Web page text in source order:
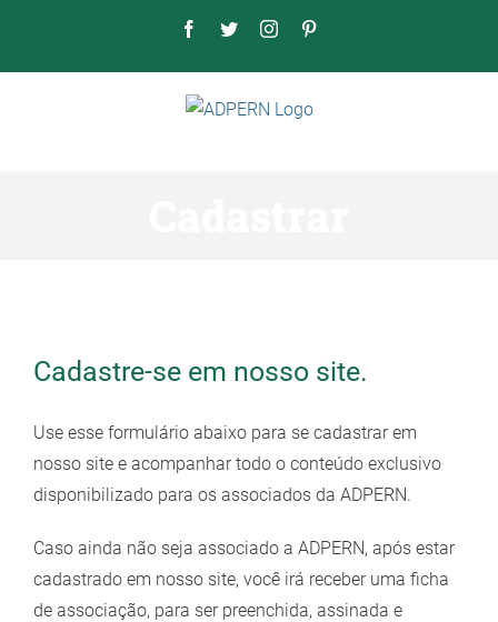
o
Facebook
TwitterInstagram
Cadastre-se em nosso site.
Use esse formulário abaixo para se cadastrar em
nosso site e acompanhar todo o conteúdo exclusivo
disponibilizado para os associados da ADPERN.
Caso ainda não seja associado a ADPERN, após estar
cadastrado em nosso site, você irá receber uma ficha
de associação, para ser preenchida, assinada e